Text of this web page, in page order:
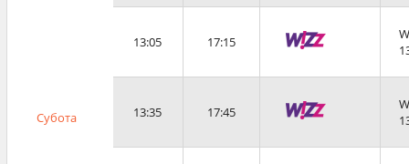
Субота
13:05 17:15
13:35 17:45